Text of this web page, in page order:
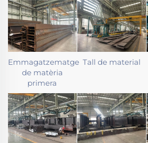
Emmagatzematge
de matèria
primera
Tall de material